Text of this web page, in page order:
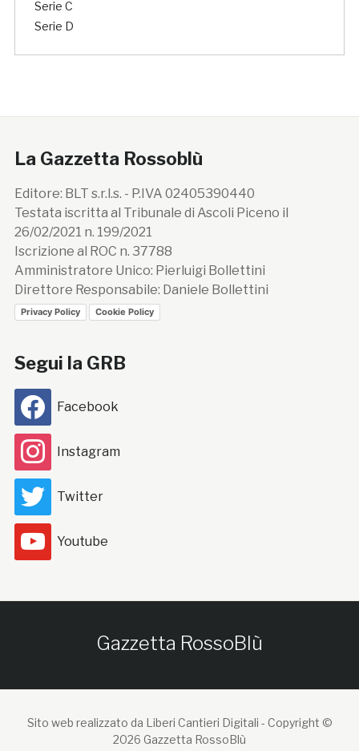
Serie C
Serie D
La Gazzetta Rossoblù
Editore: BLT s.r.l.s. - P.IVA 02405390440
Testata iscritta al Tribunale di Ascoli Piceno il
26/02/2021 n. 199/2021
Iscrizione al ROC n. 37788
Amministratore Unico: Pierluigi Bollettini
Direttore Responsabile: Daniele Bollettini
Privacy Policy Cookie Policy
Segui la GRB
Facebook
Instagram
Twitter
Youtube
Gazzetta RossoBlù
Sito web realizzato da Liberi Cantieri Digitali - Copyright ©
2026 Gazzetta RossoBlù